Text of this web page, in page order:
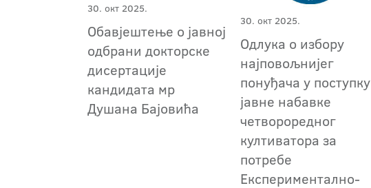
30. окт 2025.
Обавјештење о јавној
одбрани докторске
дисертације
кандидата мр
Душана Бајовића
30. окт 2025.
Одлука о избору
најповољнијег
понуђача у поступку
јавне набавке
четвороредног
култиватора за
потребе
Експериментално-